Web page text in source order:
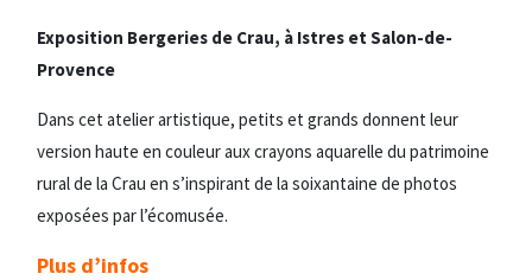
Exposition Bergeries de Crau, à Istres et Salon-de-
Provence
Dans cet atelier artistique, petits et grands donnent leur
version haute en couleur aux crayons aquarelle du patrimoine
rural de la Crau en s’inspirant de la soixantaine de photos
exposées par l’écomusée.
Plus d’infos